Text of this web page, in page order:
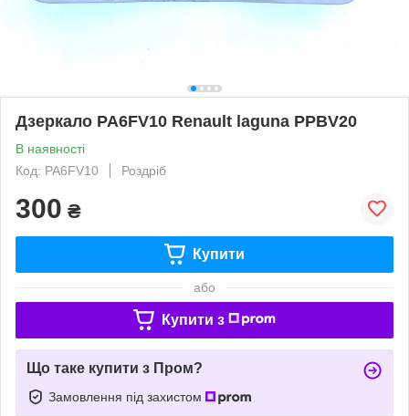
Дзеркало PA6FV10 Renault laguna PPBV20
В наявності
Код: PA6FV10
Роздріб
300 ₴
Купити
або
Купити з
Що таке купити з Пром?
Замовлення під захистом